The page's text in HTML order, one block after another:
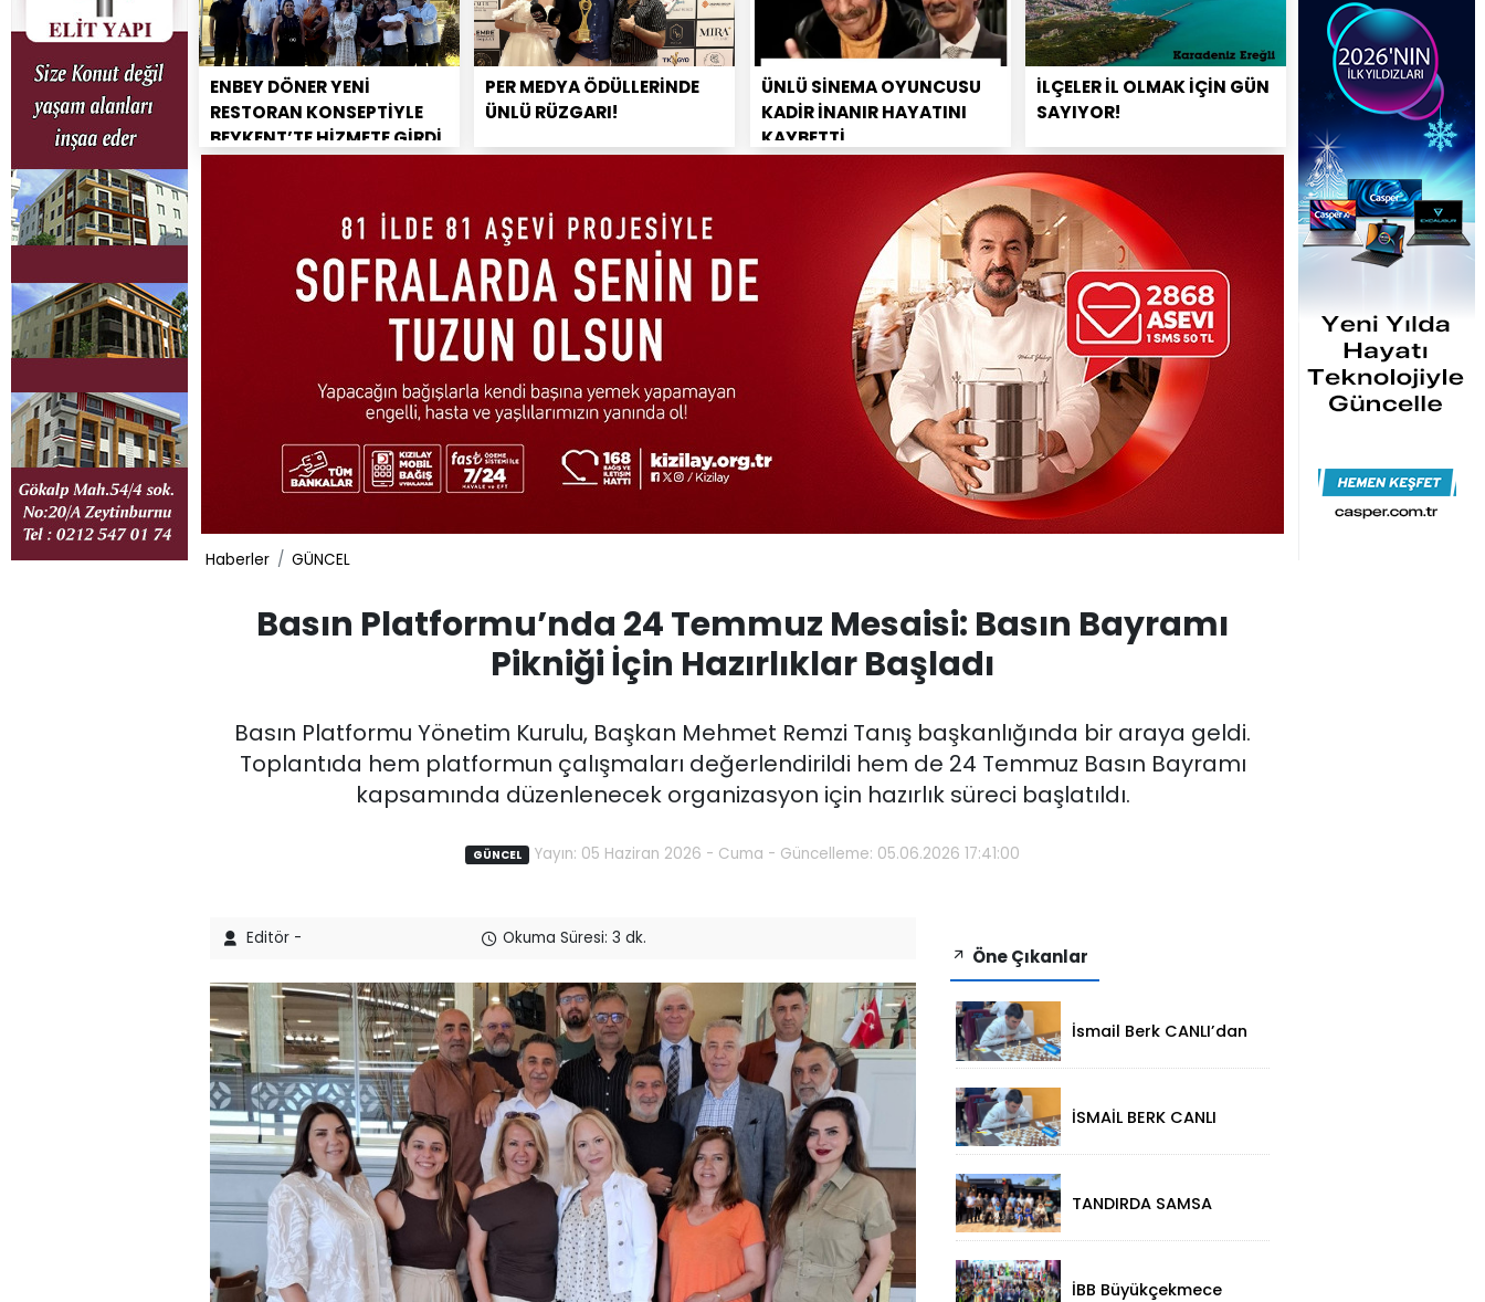
ENBEY DÖNER YENİ
RESTORAN KONSEPTİYLE
BEYKENT’TE HİZMETE GİRDİ
PER MEDYA ÖDÜLLERİNDE
ÜNLÜ RÜZGARI!
ÜNLÜ SİNEMA OYUNCUSU
KADİR İNANIR HAYATINI
KAYBETTİ
İLÇELER İL OLMAK İÇİN GÜN
SAYIYOR!
Haberler GÜNCEL
Basın Platformu’nda 24 Temmuz Mesaisi: Basın Bayramı
Pikniği İçin Hazırlıklar Başladı
Basın Platformu Yönetim Kurulu, Başkan Mehmet Remzi Tanış başkanlığında bir araya geldi.
Toplantıda hem platformun çalışmaları değerlendirildi hem de 24 Temmuz Basın Bayramı
kapsamında düzenlenecek organizasyon için hazırlık süreci başlatıldı.
GÜNCEL Yayın: 05 Haziran 2026 - Cuma - Güncelleme: 05.06.2026 17:41:00
Editör - Okuma Süresi: 3 dk.
Öne Çıkanlar
İsmail Berk CANLI’dan
Başarı: 2312
Turnuvaya Damga
Vurdu
İSMAİL BERK CANLI
SATRANÇTA
TANDIRDA SAMSA
KÜÇÜKÇEKMECE
İBB Büyükçekmece